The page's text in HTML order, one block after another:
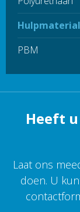
PBM
Heeft
Laat ons
doen. U